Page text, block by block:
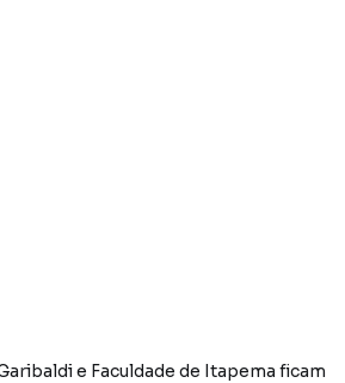
e Faculdade de Itapema ficam